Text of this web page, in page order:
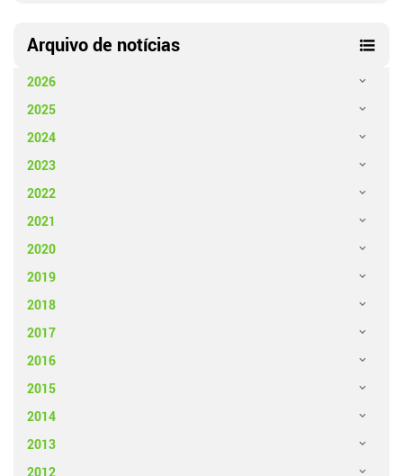
Arquivo de notícias
2026
2025
2024
2023
2022
2021
2020
2019
2018
2017
2016
2015
2014
2013
2012